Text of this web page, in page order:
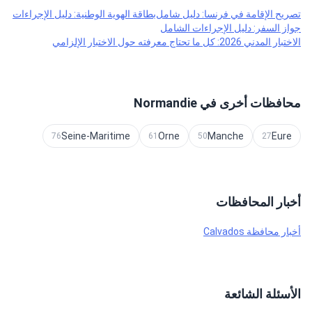
تصريح الإقامة في فرنسا: دليل شاملبطاقة الهوية الوطنية: دليل الإجراءات
جواز السفر: دليل الإجراءات الشامل
الاختبار المدني 2026: كل ما تحتاج معرفته حول الاختبار الإلزامي
محافظات أخرى في Normandie
Eure
27
Manche
50
Orne
61
Seine-Maritime
76
أخبار المحافظات
أخبار محافظة Calvados
الأسئلة الشائعة